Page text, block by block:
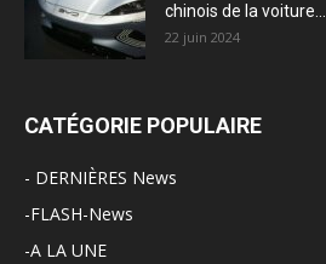
chinois de la voiture...
22 juin 2024
CATÉGORIE POPULAIRE
- DERNIÈRES News
-FLASH-News
-A LA UNE